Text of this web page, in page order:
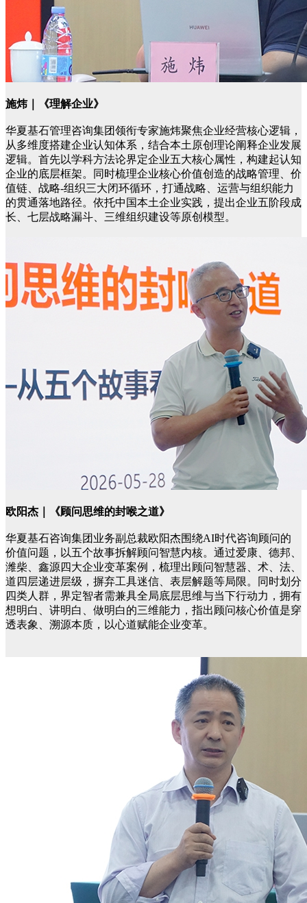
施炜｜《理解企业》
华夏基石管理咨询集团领衔专家施炜聚焦企业经营核心逻辑，
从多维度搭建企业认知体系，结合本土原创理论阐释企业发展
逻辑。首先以学科方法论界定企业五大核心属性，构建起认知
企业的底层框架。同时梳理企业核心价值创造的战略管理、价
值链、战略-组织三大闭环循环，打通战略、运营与组织能力
的贯通落地路径。依托中国本土企业实践，提出企业五阶段成
长、七层战略漏斗、三维组织建设等原创模型。
欧阳杰｜《顾问思维的封喉之道》
华夏基石咨询集团业务副总裁欧阳杰围绕AI时代咨询顾问的
价值问题，以五个故事拆解顾问智慧内核。通过爱康、德邦、
潍柴、鑫源四大企业变革案例，梳理出顾问智慧器、术、法、
道四层递进层级，摒弃工具迷信、表层解题等局限。同时划分
四类人群，界定智者需兼具全局底层思维与当下行动力，拥有
想明白、讲明白、做明白的三维能力，指出顾问核心价值是穿
透表象、溯源本质，以心道赋能企业变革。